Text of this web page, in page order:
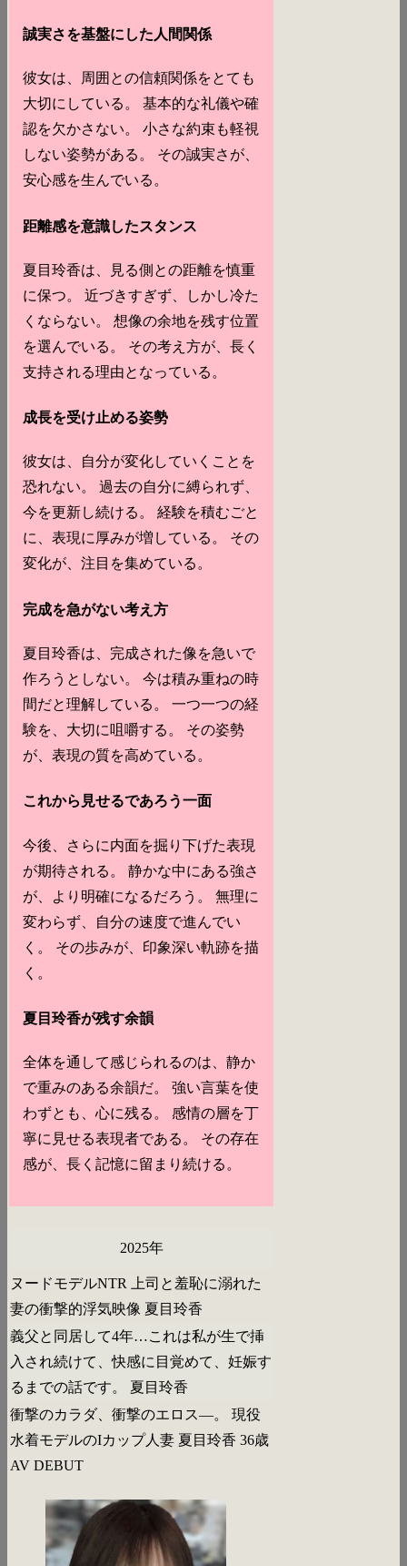
誠実さを基盤にした人間関係
彼女は、周囲との信頼関係をとても
大切にしている。 基本的な礼儀や確
認を欠かさない。 小さな約束も軽視
しない姿勢がある。 その誠実さが、
安心感を生んでいる。
距離感を意識したスタンス
夏目玲香は、見る側との距離を慎重
に保つ。 近づきすぎず、しかし冷た
くならない。 想像の余地を残す位置
を選んでいる。 その考え方が、長く
支持される理由となっている。
成長を受け止める姿勢
彼女は、自分が変化していくことを
恐れない。 過去の自分に縛られず、
今を更新し続ける。 経験を積むごと
に、表現に厚みが増している。 その
変化が、注目を集めている。
完成を急がない考え方
夏目玲香は、完成された像を急いで
作ろうとしない。 今は積み重ねの時
間だと理解している。 一つ一つの経
験を、大切に咀嚼する。 その姿勢
が、表現の質を高めている。
これから見せるであろう一面
今後、さらに内面を掘り下げた表現
が期待される。 静かな中にある強さ
が、より明確になるだろう。 無理に
変わらず、自分の速度で進んでい
く。 その歩みが、印象深い軌跡を描
く。
夏目玲香が残す余韻
全体を通して感じられるのは、静か
で重みのある余韻だ。 強い言葉を使
わずとも、心に残る。 感情の層を丁
寧に見せる表現者である。 その存在
感が、長く記憶に留まり続ける。
2025年
ヌードモデルNTR 上司と羞恥に溺れた
妻の衝撃的浮気映像 夏目玲香
義父と同居して4年…これは私が生で挿
入され続けて、快感に目覚めて、妊娠す
るまでの話です。 夏目玲香
衝撃のカラダ、衝撃のエロス―。 現役
水着モデルのIカップ人妻 夏目玲香 36歳
AV DEBUT